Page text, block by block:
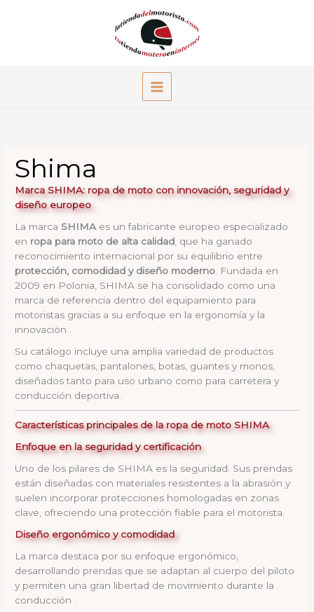
Shima
Marca SHIMA: ropa de moto con innovación, seguridad y
diseño europeo
La marca SHIMA es un fabricante europeo especializado
en ropa para moto de alta calidad , que ha ganado
reconocimiento internacional por su equilibrio entre
protección, comodidad y diseño moderno . Fundada en
2009 en Polonia, SHIMA se ha consolidado como una
marca de referencia dentro del equipamiento para
motoristas gracias a su enfoque en la ergonomía y la
innovación .
Su catálogo incluye una amplia variedad de productos
como chaquetas, pantalones, botas, guantes y monos,
diseñados tanto para uso urbano como para carretera y
conducción deportiva.
Características principales de la ropa de moto SHIMA
Enfoque en la seguridad y certificación
Uno de los pilares de SHIMA es la seguridad. Sus prendas
están diseñadas con materiales resistentes a la abrasión y
suelen incorporar protecciones homologadas en zonas
clave, ofreciendo una protección fiable para el motorista.
Diseño ergonómico y comodidad
La marca destaca por su enfoque ergonómico,
desarrollando prendas que se adaptan al cuerpo del piloto
y permiten una gran libertad de movimiento durante la
conducción .